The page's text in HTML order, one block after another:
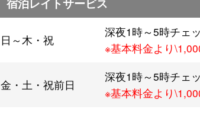
日～木・祝
深夜1時～5時チェ
※基本料金より
金・土・祝前日
深夜1時～5時チェ
※基本料金より